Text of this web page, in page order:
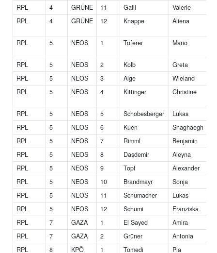
RPL
4 GRÜNE 11 Galli
Valerie
RPL
4 GRÜNE 12 Knappe Aliena
RPL 5 NEOS 1 Toferer Mario
RPL
5 NEOS 2 Kolb
Greta
RPL
5 NEOS 3 Alge Wieland
RPL
5 NEOS 4 Kittinger Christine
RPL
5 NEOS 5 Schobesberger
Lukas
RPL
5 NEOS 6 Kuen Shaghaegh
RPL
5 NEOS 7 Rimml
Benjamin
RPL
5 NEOS 8 Daşdemir
Aleyna
RPL
5 NEOS 9 Topf Alexander
RPL
5 NEOS 10 Brandmayr
Sonja
RPL
5 NEOS 11 Schumacher
Lukas
RPL
5 NEOS 12 Schumi
Franziska
RPL
7 GAZA 1 El Sayed
Amira
RPL
7 GAZA 2 Grüner
Antonia
RPL
8 KPÖ 1 Tomedi
Pia